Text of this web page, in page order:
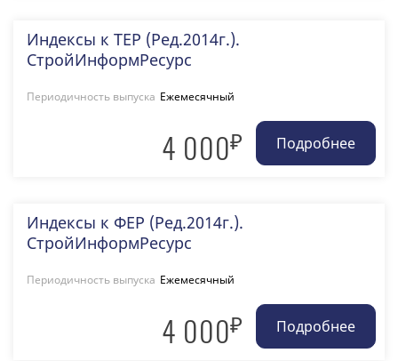
Индексы к ТЕР (Ред.2014г.).
СтройИнформРесурс
Периодичность выпуска Ежемесячный
4 000₽
Индексы к ФЕР (Ред.2014г.).
СтройИнформРесурс
Периодичность выпуска Ежемесячный
4 000₽